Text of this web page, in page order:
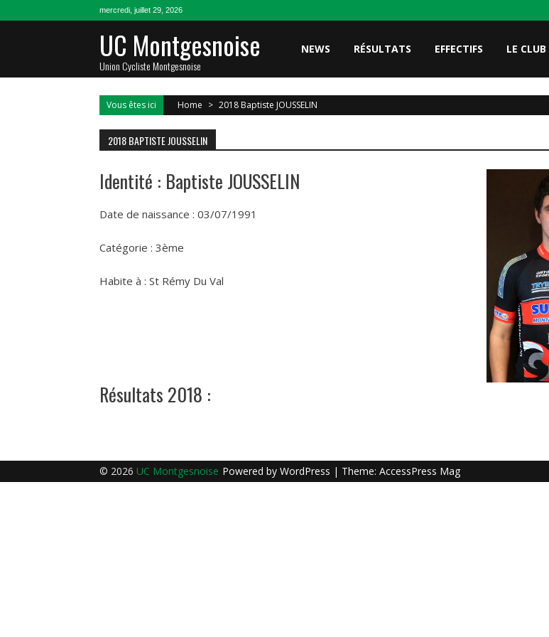
mercredi, juillet 29, 2026
UC Montgesnoise
Union Cycliste Montgesnoise
NEWS RÉSULTATS EFFECTIFS LE CLUB
Vous êtes ici Home > 2018 Baptiste JOUSSELIN
2018 BAPTISTE JOUSSELIN
Identité : Baptiste JOUSSELIN
Date de naissance : 03/07/1991
Catégorie : 3ème
Habite à : St Rémy Du Val
Résultats 2018 :
© 2026 UC Montgesnoise Powered by WordPress | Theme: AccessPress Mag